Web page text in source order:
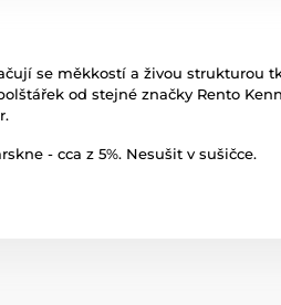
se měkkostí a živou
od stejné značky Rento
- cca z 5%. Nesušit v sušičce.